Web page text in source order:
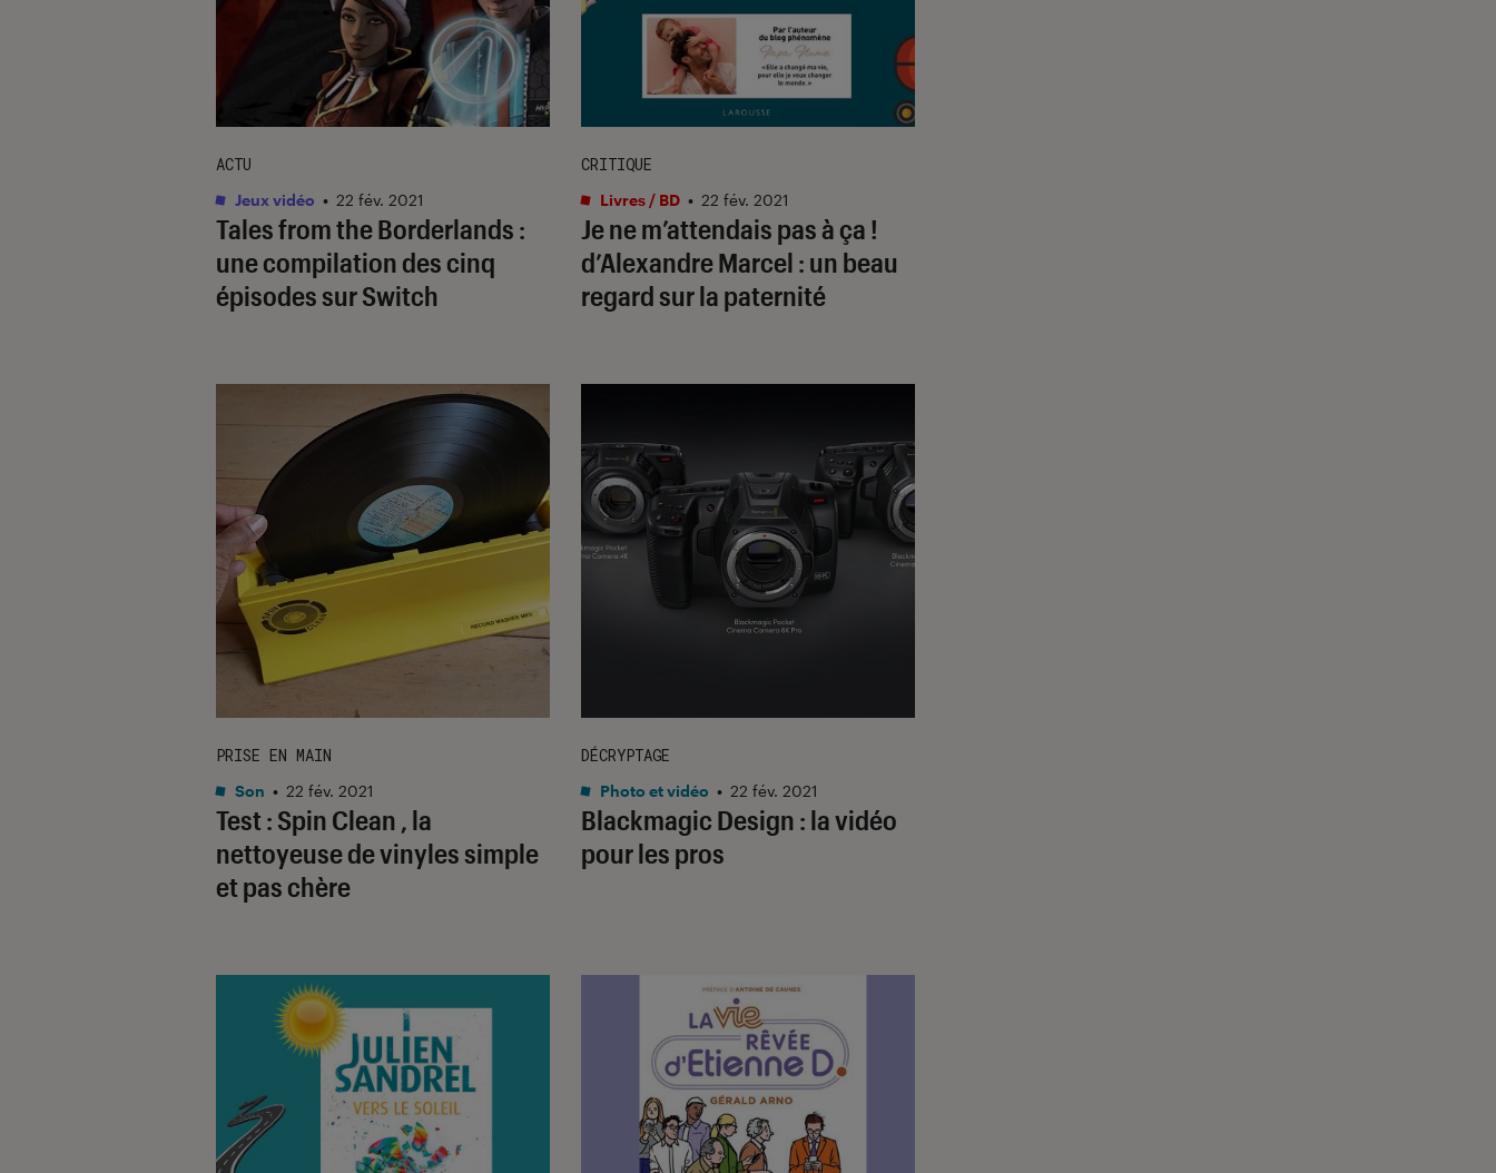
Tales from the Borderlands :
une compilation des cinq
épisodes sur Switch
ACTU
Jeux vidéo • 22 fév. 2021
Je ne m’attendais pas à ça !
d’Alexandre Marcel : un beau
regard sur la paternité
CRITIQUE
Livres / BD • 22 fév. 2021
Test : Spin Clean , la
nettoyeuse de vinyles simple
et pas chère
PRISE EN MAIN
Son • 22 fév. 2021
Blackmagic Design : la vidéo
pour les pros
DÉCRYPTAGE
Photo et vidéo • 22 fév. 2021